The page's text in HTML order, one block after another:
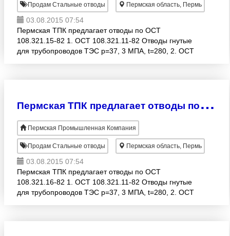
Продам Стальные отводы Пермская область, Пермь
03.08.2015 07:54
Пермская ТПК предлагает отводы по ОСТ
108.321.15-82 1. ОСТ 108.321.11-82 Отводы гнутые
для трубопроводов ТЭС р=37, 3 МПА, t=280, 2. ОСТ
П
ермская ТПК предлагает отводы по ОСТ 108.321.16-82
Пермская Промышленная Компания
Продам Стальные отводы Пермская область, Пермь
03.08.2015 07:54
Пермская ТПК предлагает отводы по ОСТ
108.321.16-82 1. ОСТ 108.321.11-82 Отводы гнутые
для трубопроводов ТЭС р=37, 3 МПА, t=280, 2. ОСТ